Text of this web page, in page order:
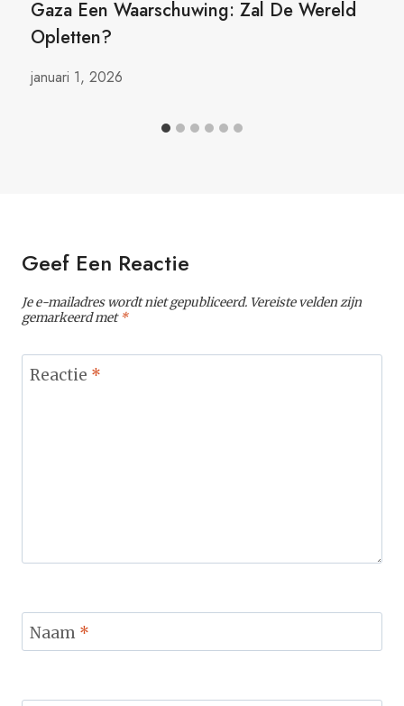
Gaza Een Waarschuwing: Zal De Wereld
Opletten?
januari 1, 2026
Geef Een Reactie
Je e-mailadres wordt niet gepubliceerd. Vereiste velden zijn
gemarkeerd met*
Reactie *
Naam *